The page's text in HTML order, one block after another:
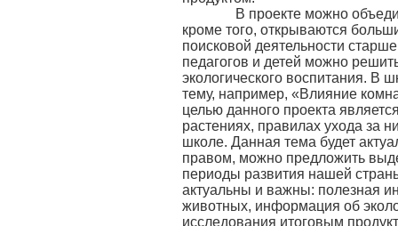
В проекте можно
кроме того, открываются
поисковой деятельности
педагогов и детей можно
экологического воспитания. В
тему, например, «Влияние
целью данного проекта
растениях, правилах ухода за
школе. Данная тема будет
правом, можно предложить
периоды развития нашей
актуальны и важны: полезная
животных, информация об
исследования итоговым